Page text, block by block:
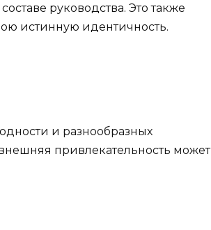
руководства. Это также
истинную идентичность.
и разнообразных
привлекательность может